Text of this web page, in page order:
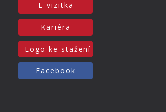
E-vizitka
Kariéra
Logo ke stažení
Facebook